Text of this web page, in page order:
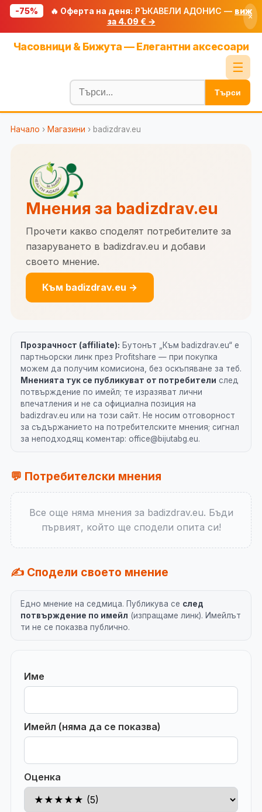
-75% 🔥 Оферта на деня: РЪКАВЕЛИ АДОНИС — виж
за 4.09 € →
×
Часовници & Бижута — Елегантни аксесоари
☰
Блог
🧮 Калкулатори
🔍 Намери продукт
Търси
Начало › Магазини › badizdrav.eu
Мнения за badizdrav.eu
Прочети какво споделят потребителите за
пазаруването в badizdrav.eu и добави
своето мнение.
Към badizdrav.eu →
Прозрачност (affiliate): Бутонът „Към badizdrav.eu“ е
партньорски линк през Profitshare — при покупка
можем да получим комисиона, без оскъпяване за теб.
Мненията тук се публикуват от потребители след
потвърждение по имейл; те изразяват лични
впечатления и не са официална позиция на
badizdrav.eu или на този сайт. Не носим отговорност
за съдържанието на потребителските мнения; сигнал
за неподходящ коментар: office@bijutabg.eu.
💬 Потребителски мнения
Все още няма мнения за badizdrav.eu. Бъди
първият, който ще сподели опита си!
✍️ Сподели своето мнение
Едно мнение на седмица. Публикува се след
потвърждение по имейл (изпращаме линк). Имейлът
ти не се показва публично.
Име
Имейл (няма да се показва)
Оценка